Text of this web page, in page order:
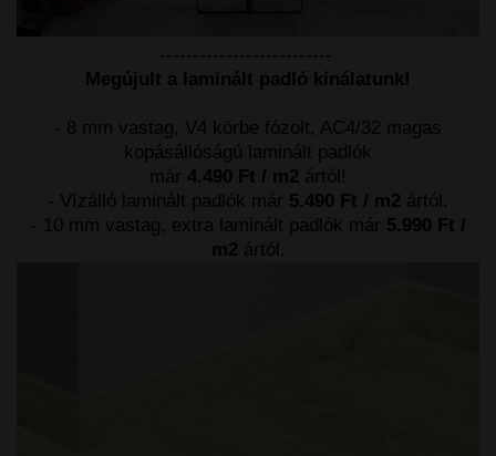
--------------------------
Megújult a laminált padló kínálatunk!
- 8 mm vastag, V4 körbe fózolt, AC4/32 magas
kopásállóságú laminált padlók
már 4.490 Ft / m2 ártól!
- Vízálló laminált padlók már 5.490 Ft / m2 ártól.
- 10 mm vastag, extra laminált padlók már 5.990 Ft /
m2 ártól.